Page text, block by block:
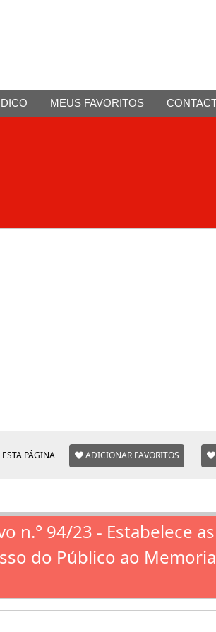
MEUS FAVORITOS
ESTA PÁGINA ADICIONAR FAVORITOS
n.° 94/23 - Estabelece
do Público ao